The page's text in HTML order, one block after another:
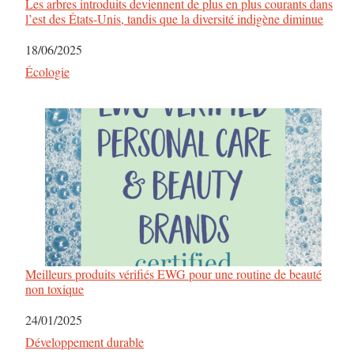
Les arbres introduits deviennent de plus en plus courants dans
l’est des États-Unis, tandis que la diversité indigène diminue
Date
18/06/2025
Par rapport à
Écologie
Meilleurs produits vérifiés EWG pour une routine de beauté
non toxique
Date
24/01/2025
Par rapport à
Développement durable